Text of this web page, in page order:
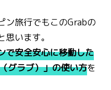
ン旅行でもこのGrabの
います。
で安全安心に移動した
グラブ）」の使い方を